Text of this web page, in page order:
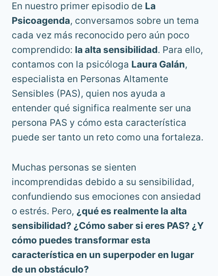
En nuestro primer episodio de La
Psicoagenda, conversamos sobre un tema
cada vez más reconocido pero aún poco
comprendido: la alta sensibilidad. Para ello,
contamos con la psicóloga Laura Galán,
especialista en Personas Altamente
Sensibles (PAS), quien nos ayuda a
entender qué significa realmente ser una
persona PAS y cómo esta característica
puede ser tanto un reto como una fortaleza.
Muchas personas se sienten
incomprendidas debido a su sensibilidad,
confundiendo sus emociones con ansiedad
o estrés. Pero, ¿qué es realmente la alta
sensibilidad? ¿Cómo saber si eres PAS? ¿Y
cómo puedes transformar esta
característica en un superpoder en lugar
de un obstáculo?